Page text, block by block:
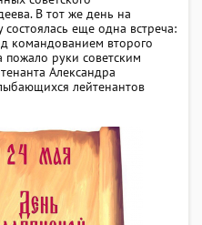
В тот же день на
еще одна встреча:
командованием второго
пожало руки советским
Александра
лейтенантов